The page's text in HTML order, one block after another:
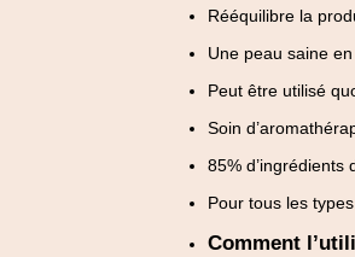
Rééquilibre la
Une peau saine
Peut être utilisé
Soin
85% d’ingrédients
Pour tous les
Comment